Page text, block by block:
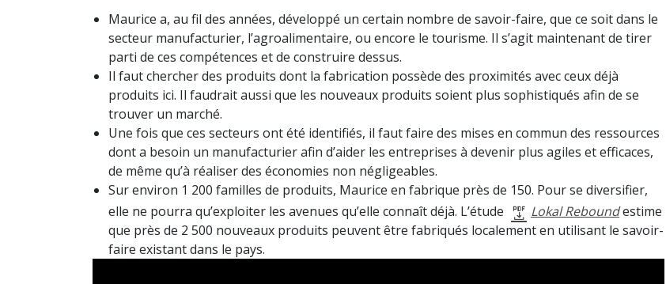
Maurice a, au fil des années, développé un certain nombre de savoir-faire, que ce soit dans le
secteur manufacturier, l’agroalimentaire, ou encore le tourisme. Il s’agit maintenant de tirer
parti de ces compétences et de construire dessus.
Il faut chercher des produits dont la fabrication possède des proximités avec ceux déjà
produits ici. Il faudrait aussi que les nouveaux produits soient plus sophistiqués afin de se
trouver un marché.
Une fois que ces secteurs ont été identifiés, il faut faire des mises en commun des ressources
dont a besoin un manufacturier afin d’aider les entreprises à devenir plus agiles et efficaces,
de même qu’à réaliser des économies non négligeables.
Sur environ 1 200 familles de produits, Maurice en fabrique près de 150. Pour se diversifier,
elle ne pourra qu’exploiter les avenues qu’elle connaît déjà. L’étude
Lokal Reboundestime
que près de 2 500 nouveaux produits peuvent être fabriqués localement en utilisant le savoir-
faire existant dans le pays.